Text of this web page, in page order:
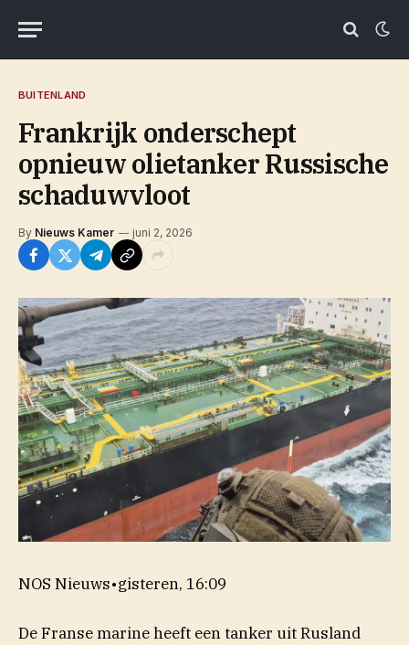
BUITENLAND
Frankrijk onderschept
opnieuw olietanker Russische
schaduwvloot
By Nieuws Kamer juni 2, 2026
NOS Nieuws•gisteren, 16:09
De Franse marine heeft een tanker uit Rusland